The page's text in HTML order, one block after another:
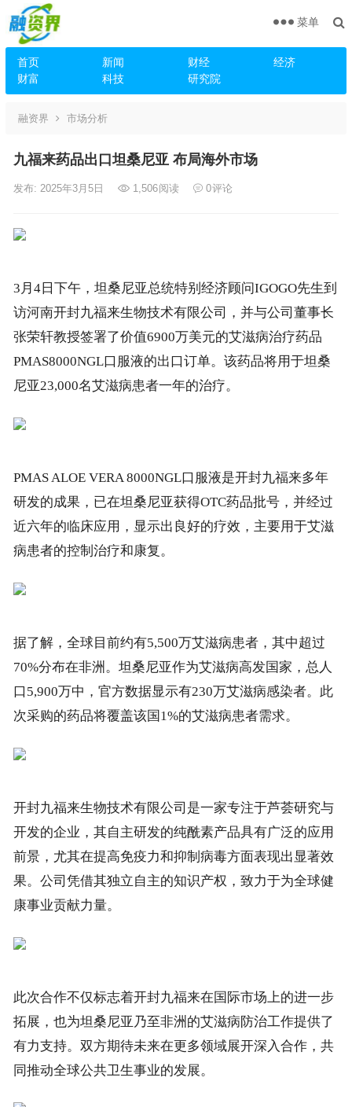
首页 新闻 财经
经济
财富
科技 研究院
菜单
融资界 市场分析
九福来药品出口坦桑尼亚 布局海外市场
发布: 2025年3月5日 1,506阅读 0评论
3月4日下午，坦桑尼亚总统特别经济顾问IGOGO先生到
访河南开封九福来生物技术有限公司，并与公司董事长
张荣轩教授签署了价值6900万美元的艾滋病治疗药品
PMAS8000NGL口服液的出口订单。该药品将用于坦桑
尼亚23,000名艾滋病患者一年的治疗。
PMAS ALOE VERA 8000NGL口服液是开封九福来多年
研发的成果，已在坦桑尼亚获得OTC药品批号，并经过
近六年的临床应用，显示出良好的疗效，主要用于艾滋
病患者的控制治疗和康复。
据了解，全球目前约有5,500万艾滋病患者，其中超过
70%分布在非洲。坦桑尼亚作为艾滋病高发国家，总人
口5,900万中，官方数据显示有230万艾滋病感染者。此
次采购的药品将覆盖该国1%的艾滋病患者需求。
开封九福来生物技术有限公司是一家专注于芦荟研究与
开发的企业，其自主研发的纯酰素产品具有广泛的应用
前景，尤其在提高免疫力和抑制病毒方面表现出显著效
果。公司凭借其独立自主的知识产权，致力于为全球健
康事业贡献力量。
此次合作不仅标志着开封九福来在国际市场上的进一步
拓展，也为坦桑尼亚乃至非洲的艾滋病防治工作提供了
有力支持。双方期待未来在更多领域展开深入合作，共
同推动全球公共卫生事业的发展。